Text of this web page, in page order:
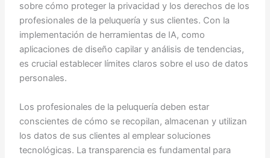
sobre cómo proteger la privacidad y los derechos de los
profesionales de la peluquería y sus clientes. Con la
implementación de herramientas de IA, como
aplicaciones de diseño capilar y análisis de tendencias,
es crucial establecer límites claros sobre el uso de datos
personales.
Los profesionales de la peluquería deben estar
conscientes de cómo se recopilan, almacenan y utilizan
los datos de sus clientes al emplear soluciones
tecnológicas. La transparencia es fundamental para